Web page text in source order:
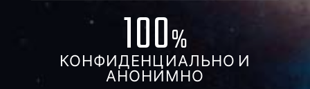
100%
КОНФИДЕНЦИАЛЬНО И
АНОНИМНО